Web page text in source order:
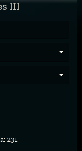
III
231.